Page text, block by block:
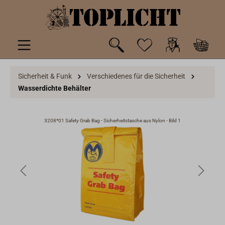
springen
Sicherheit & Funk
Verschiedenes für die Sicherheit
Wasserdichte Behälter
3208*01 Safety Grab Bag - Sicherheitstasche aus Nylon - Bild 1